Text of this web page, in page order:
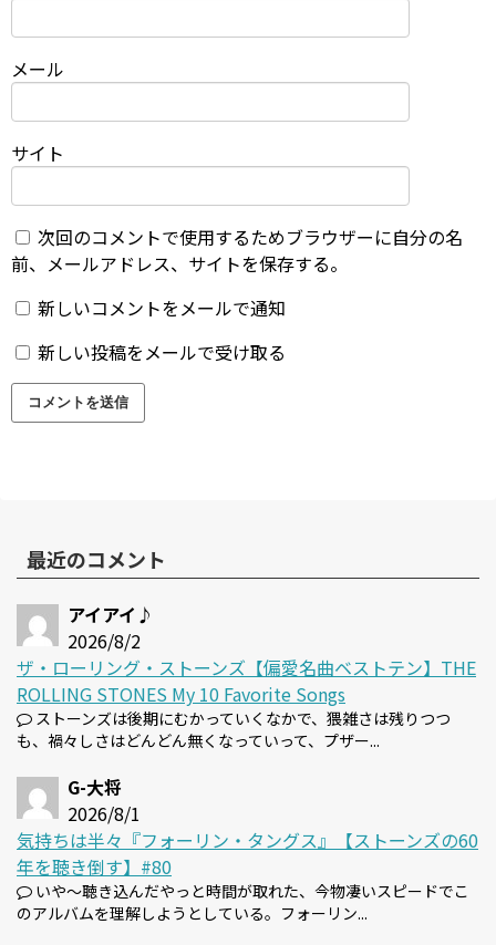
メール
サイト
次回のコメントで使用するためブラウザーに自分の名
前、メールアドレス、サイトを保存する。
新しいコメントをメールで通知
新しい投稿をメールで受け取る
最近のコメント
アイアイ♪
2026/8/2
ザ・ローリング・ストーンズ【偏愛名曲ベストテン】THE
ROLLING STONES My 10 Favorite Songs
ストーンズは後期にむかっていくなかで、猥雑さは残りつつ
も、禍々しさはどんどん無くなっていって、プザー...
G-大将
2026/8/1
気持ちは半々『フォーリン・タングス』【ストーンズの60
年を聴き倒す】#80
いや～聴き込んだやっと時間が取れた、今物凄いスピードでこ
のアルバムを理解しようとしている。フォーリン...